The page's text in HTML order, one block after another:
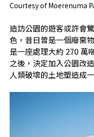
Courtesy of Moerenuma
造訪公園的遊客或許會
色，昔日曾是一個廢棄
是一座處理大約 270 萬
之後，決定加入公園改
人類破壞的土地塑造成